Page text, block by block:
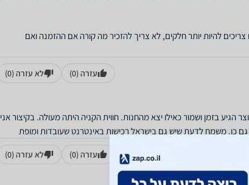
להיות יותר חלקים, לא צריך להזכיר מה קורה אם ההזמנה ואם
עזרה(0) לא עזרה(0)
בזמן ושמור כאילו יצא מהחנות. חווית הקניה היתה מעולה. בקיצור אני
כן. משמח לדעת שיש גם בישראל רכישות באינטרנט שעובדות ומופת
עזרה(0) לא עזרה(0)